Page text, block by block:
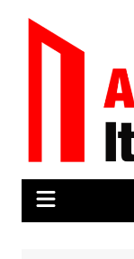
contenuto